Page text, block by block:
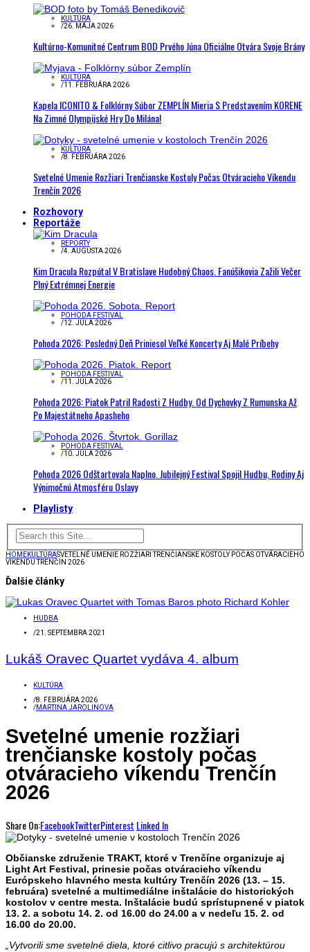
KULTÚRA
/26. MÁJA 2026
Kultúrno-Komunitné Centrum BOD Prvého Júna Oficiálne Otvára Svoje Brány
KULTÚRA
/11. FEBRUÁRA 2026
Kapela ICONITO & Folklórny Súbor ZEMPLÍN Mieria S Predstavením KORENE
Na Zimné Olympijské Hry Do Milána!
KULTÚRA
/8. FEBRUÁRA 2026
Svetelné Umenie Rozžiari Trenčianske Kostoly Počas Otváracieho Víkendu
Trenčín 2026
Rozhovory
Reportáže
REPORTY
/4. AUGUSTA 2026
Kim Dracula Rozpútal V Bratislave Hudobný Chaos. Fanúšikovia Zažili Večer
Plný Extrémnej Energie
POHODA FESTIVAL
/12. JÚLA 2026
Pohoda 2026: Posledný Deň Priniesol Veľké Koncerty Aj Malé Príbehy
POHODA FESTIVAL
/11. JÚLA 2026
Pohoda 2026: Piatok Patril Radosti Z Hudby. Od Dychovky Z Rumunska Až
Po Majestátneho Apasheho
POHODA FESTIVAL
/10. JÚLA 2026
Pohoda 2026 Odštartovala Naplno. Jubilejný Festival Spojil Hudbu, Rodiny Aj
Výnimočnú Atmosféru Oslavy
Playlisty
HOMEKULTÚRASVETELNÉ UMENIE ROZŽIARI TRENČIANSKE KOSTOLY POČAS OTVÁRACIEHO
VÍKENDU TRENČÍN 2026
Ďalšie články
HUDBA
/21. SEPTEMBRA 2021
Lukáš Oravec Quartet vydáva 4. album
KULTÚRA
/8. FEBRUÁRA 2026
/MARTINA JAROLINOVA
Svetelné umenie rozžiari
trenčianske kostoly počas
otváracieho víkendu Trenčín
2026
Share On:FacebookTwitterPinterest Linked In
Občianske združenie TRAKT, ktoré v Trenčíne organizuje aj
Light Art Festival, prinesie počas otváracieho víkendu
Európskeho hlavného mesta kultúry Trenčín 2026 (13. – 15.
februára) svetelné a multimediálne inštalácie do historických
kostolov v centre mesta. Inštalácie budú sprístupnené v piatok
13. 2. a sobotu 14. 2. od 16.00 do 24.00 a v nedeľu 15. 2. od
16.00 do 20.00.
„Vytvorili sme svetelné diela, ktoré citlivo pracujú s architektúrou